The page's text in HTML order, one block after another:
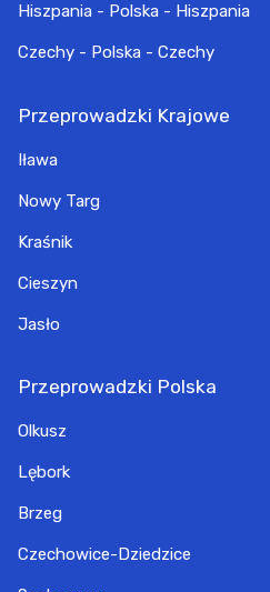
Hiszpania - Polska - Hiszpania
Czechy - Polska - Czechy
Przeprowadzki Krajowe
Iława
Nowy Targ
Kraśnik
Cieszyn
Jasło
Przeprowadzki Polska
Olkusz
Lębork
Brzeg
Czechowice-Dziedzice